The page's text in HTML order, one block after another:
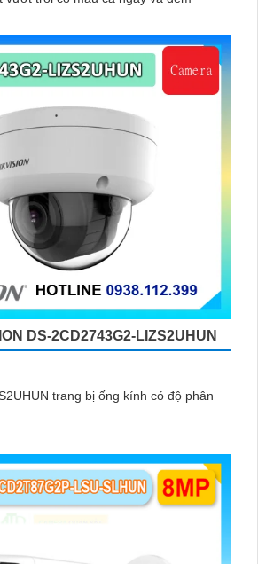
DS-2CD2743G2-LIZS2UHUN
trang bị ống kính có độ phân